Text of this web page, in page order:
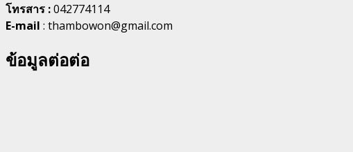
โทรสาร :042774114
E-mail : thambowon@gmail.com
ข้อมูลต่อต่อ